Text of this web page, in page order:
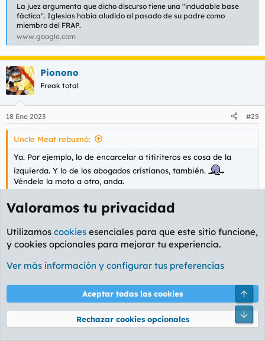
La juez argumenta que dicho discurso tiene una "indudable base
fáctica". Iglesias había aludido al pasado de su padre como
miembro del FRAP.
www.google.com
Pionono
Freak total
18 Ene 2023 #25
Uncle Meat rebuznó:
Ya. Por ejemplo, lo de encarcelar a titiriteros es cosa de la
izquierda. Y lo de los abogados cristianos, también.
Véndele la moto a otro, anda.
No hay más que mirar hoy mismo a las hordas podemitas
machacando a Manuela Carmena, que ha osado criticar
abiertamente la Ley del Sólo sí es sí, su nula corrección y
al Ministerio en general y ya la andan tildando de
fascista.
Mariloli.
Valoramos tu privacidad
Utilizamos cookies esenciales para que este sitio funcione,
y cookies opcionales para mejorar tu experiencia.
Ver más información y configurar tus preferencias
Aceptar todas las cookies
Rechazar cookies opcionales
Pie